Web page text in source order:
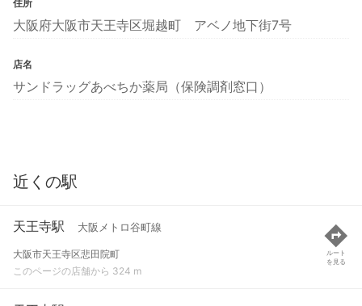
住所
大阪府大阪市天王寺区堀越町 アベノ地下街7号
店名
サンドラッグあべちか薬局（保険調剤窓口）
近くの駅
天王寺駅 大阪メトロ谷町線
大阪市天王寺区悲田院町
このページの店舗から 324 m
ルート
を見る